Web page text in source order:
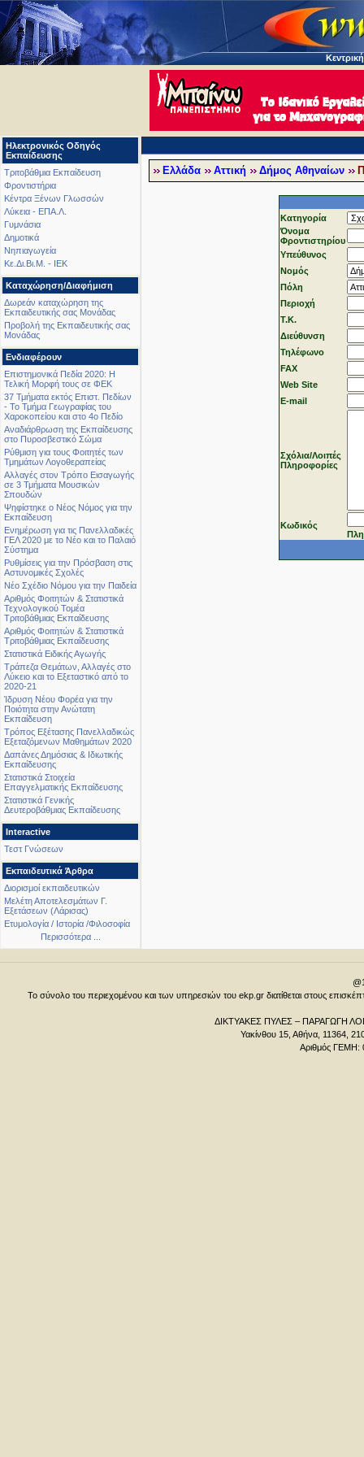
Ηλεκτρονικός Οδηγός
Εκπαίδευσης
Τριτοβάθμια Εκπαίδευση
Φροντιστήρια
Κέντρα Ξένων Γλωσσών
Λύκεια - ΕΠΑ.Λ.
Γυμνάσια
Δημοτικά
Νηπιαγωγεία
Κε.Δι.Βι.Μ. - ΙΕΚ
Καταχώρηση/Διαφήμιση
Δωρεάν καταχώρηση της
Εκπαιδευτικής σας Μονάδας
Προβολή της Εκπαιδευτικής σας
Μονάδας
Ενδιαφέρουν
Επιστημονικά Πεδία 2020: Η
Τελική Μορφή τους σε ΦΕΚ
37 Τμήματα εκτός Επιστ. Πεδίων
- Το Τμήμα Γεωγραφίας του
Χαροκοπείου και στο 4ο Πεδίο
Αναδιάρθρωση της Εκπαίδευσης
στο Πυροσβεστικό Σώμα
Ρύθμιση για τους Φοιτητές των
Τμημάτων Λογοθεραπείας
Αλλαγές στον Τρόπο Εισαγωγής
σε 3 Τμήματα Μουσικών
Σπουδών
Ψηφίστηκε ο Νέος Νόμος για την
Εκπαίδευση
Ενημέρωση για τις Πανελλαδικές
ΓΕΛ 2020 με το Νέο και το Παλαιό
Σύστημα
Ρυθμίσεις για την Πρόσβαση στις
Αστυνομικές Σχολές
Νέο Σχέδιο Νόμου για την Παιδεία
Αριθμός Φοιτητών & Στατιστικά
Τεχνολογικού Τομέα
Τριτοβάθμιας Εκπαίδευσης
Αριθμός Φοιτητών & Στατιστικά
Τριτοβάθμιας Εκπαίδευσης
Στατιστικά Ειδικής Αγωγής
Τράπεζα Θεμάτων, Αλλαγές στο
Λύκειο και το Εξεταστικό από το
2020-21
Ίδρυση Νέου Φορέα για την
Ποιότητα στην Ανώτατη
Εκπαίδευση
Τρόπος Εξέτασης Πανελλαδικώς
Εξεταζόμενων Μαθημάτων 2020
Δαπάνες Δημόσιας & Ιδιωτικής
Εκπαίδευσης
Στατιστικά Στοιχεία
Επαγγελματικής Εκπαίδευσης
Στατιστικά Γενικής
Δευτεροβάθμιας Εκπαίδευσης
Interactive
Τεστ Γνώσεων
Εκπαιδευτικά Άρθρα
Διορισμοί εκπαιδευτικών
Μελέτη Αποτελεσμάτων Γ.
Εξετάσεων (Λάρισας)
Ετυμολογία / Ιστορία /Φιλοσοφία
Περισσότερα ...
Ελλάδα Αττική Δήμος Αθηναίων
Κατηγορία
Όνομα
Φροντιστηρίου
Υπεύθυνος
Νομός
Πόλη
Περιοχή
T.K.
Διεύθυνση
Τηλέφωνo
FAX
Web Site
Ε-mail
Σχόλια/Λοιπές
Πληροφορίες
Κωδικός
Το σύνολο του περιεχομένου και των υπηρεσιών του ekp.gr διατίθεται στους
ΔΙΚΤΥΑΚΕΣ ΠΥΛΕΣ – ΠΑΡΑΓΩΓΗ
Υακίνθου 15, Αθήνα, 11364,
Αριθμός ΓΕΜΗ: